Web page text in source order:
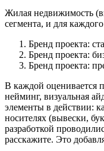
Жилая недвижимость
сегмента, и для
Бренд проекта:
Бренд проекта:
Бренд проекта:
В каждой оценивается
нейминг, визуальная
элементы в действии:
носителях (вывески,
разработкой
расскажите. Это